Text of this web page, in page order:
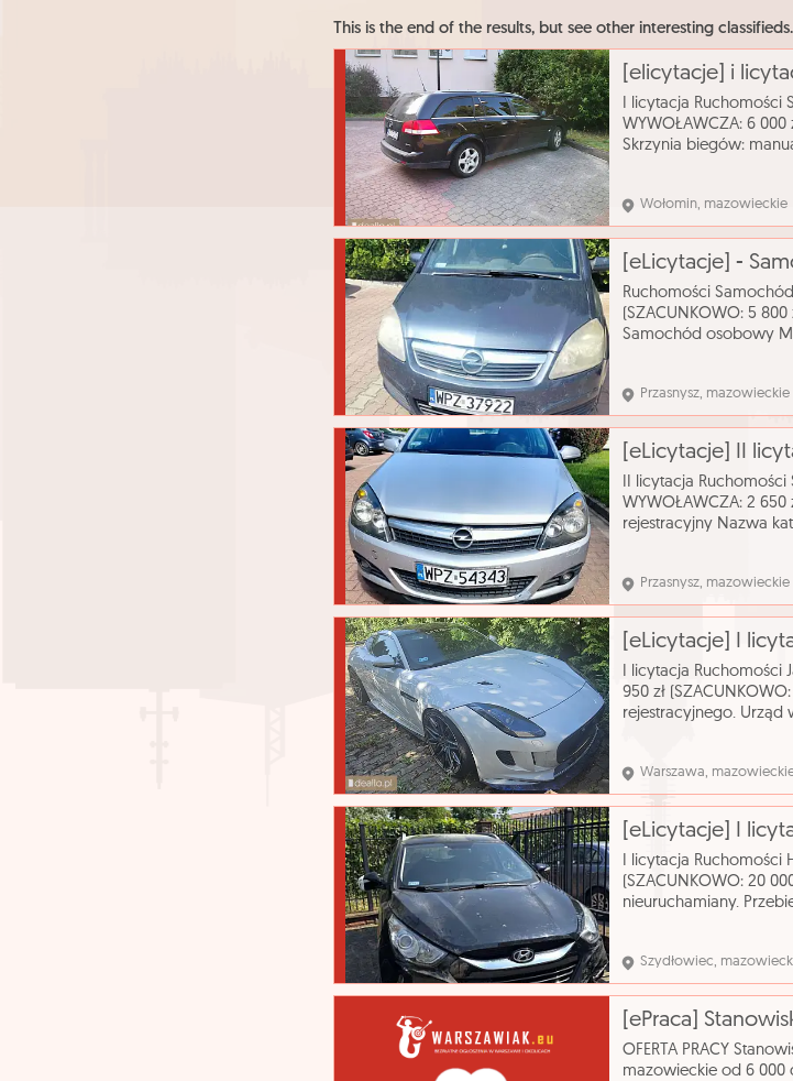
This is the end of the results, but see other interesting
[elicytacje] i
I licytacja Ruchomości
WYWOŁAWCZA: 6 000
Skrzynia biegów:
Wołomin, mazowieckie
[eLicytacje] -
Ruchomości
(SZACUNKOWO: 5
Samochód osobowy
Przasnysz, mazowieckie
II licytacja Ruchomości
WYWOŁAWCZA: 2 650
rejestracyjny Nazwa
Przasnysz, mazowieckie
[eLicytacje] I
I licytacja Ruchomości
950 zł
rejestracyjnego. Urząd
Warszawa,
[eLicytacje] I
I licytacja Ruchomości
(SZACUNKOWO: 20
nieuruchamiany.
Szydłowiec,
OFERTA PRACY
mazowieckie od 6 000